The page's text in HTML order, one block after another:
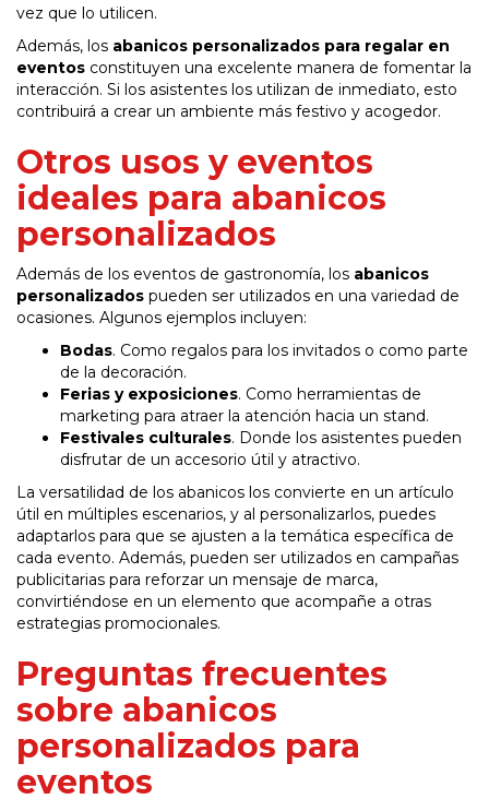
vez que lo utilicen.
Además, los abanicos personalizados para regalar en
eventos constituyen una excelente manera de fomentar la
interacción. Si los asistentes los utilizan de inmediato, esto
contribuirá a crear un ambiente más festivo y acogedor.
Otros usos y eventos
ideales para abanicos
personalizados
Además de los eventos de gastronomía, los abanicos
personalizados pueden ser utilizados en una variedad de
ocasiones. Algunos ejemplos incluyen:
Bodas. Como regalos para los invitados o como parte
de la decoración.
Ferias y exposiciones. Como herramientas de
marketing para atraer la atención hacia un stand.
Festivales culturales. Donde los asistentes pueden
disfrutar de un accesorio útil y atractivo.
La versatilidad de los abanicos los convierte en un artículo
útil en múltiples escenarios, y al personalizarlos, puedes
adaptarlos para que se ajusten a la temática específica de
cada evento. Además, pueden ser utilizados en campañas
publicitarias para reforzar un mensaje de marca,
convirtiéndose en un elemento que acompañe a otras
estrategias promocionales.
Preguntas frecuentes
sobre abanicos
personalizados para
eventos